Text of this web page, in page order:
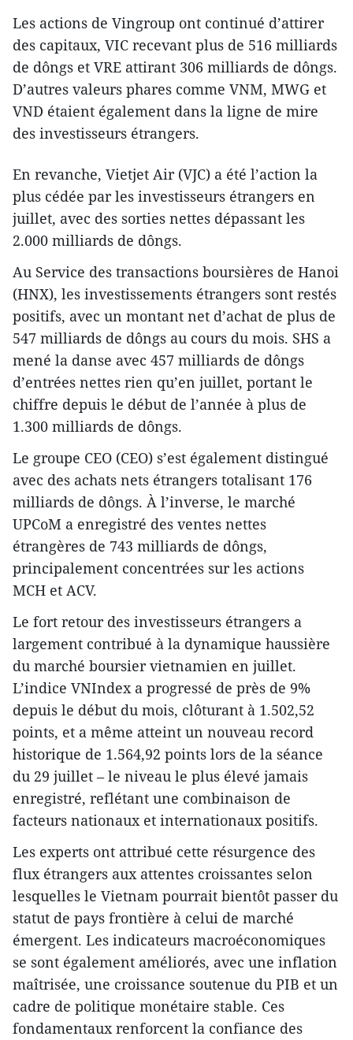
Les actions de Vingroup ont continué d’attirer
des capitaux, VIC recevant plus de 516 milliards
de dôngs et VRE attirant 306 milliards de dôngs.
D’autres valeurs phares comme VNM, MWG et
VND étaient également dans la ligne de mire
des investisseurs étrangers.
En revanche, Vietjet Air (VJC) a été l’action la
plus cédée par les investisseurs étrangers en
juillet, avec des sorties nettes dépassant les
2.000 milliards de dôngs.
Au Service des transactions boursières de Hanoi
(HNX), les investissements étrangers sont restés
positifs, avec un montant net d’achat de plus de
547 milliards de dôngs au cours du mois. SHS a
mené la danse avec 457 milliards de dôngs
d’entrées nettes rien qu’en juillet, portant le
chiffre depuis le début de l’année à plus de
1.300 milliards de dôngs.
Le groupe CEO (CEO) s’est également distingué
avec des achats nets étrangers totalisant 176
milliards de dôngs. À l’inverse, le marché
UPCoM a enregistré des ventes nettes
étrangères de 743 milliards de dôngs,
principalement concentrées sur les actions
MCH et ACV.
Le fort retour des investisseurs étrangers a
largement contribué à la dynamique haussière
du marché boursier vietnamien en juillet.
L’indice VNIndex a progressé de près de 9%
depuis le début du mois, clôturant à 1.502,52
points, et a même atteint un nouveau record
historique de 1.564,92 points lors de la séance
du 29 juillet – le niveau le plus élevé jamais
enregistré, reflétant une combinaison de
facteurs nationaux et internationaux positifs.
Les experts ont attribué cette résurgence des
flux étrangers aux attentes croissantes selon
lesquelles le Vietnam pourrait bientôt passer du
statut de pays frontière à celui de marché
émergent. Les indicateurs macroéconomiques
se sont également améliorés, avec une inflation
maîtrisée, une croissance soutenue du PIB et un
cadre de politique monétaire stable. Ces
fondamentaux renforcent la confiance des